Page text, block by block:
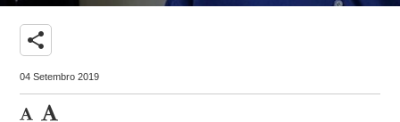
share
04 Setembro 2019